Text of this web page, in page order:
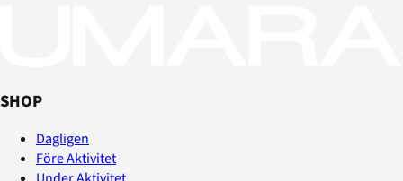
SHOP
Dagligen
Före Aktivitet